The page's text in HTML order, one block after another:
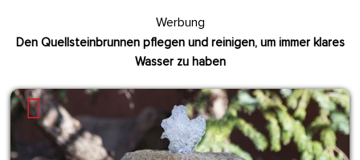
Werbung
Den Quellsteinbrunnen pflegen und reinigen, um immer klares
Wasser zu haben